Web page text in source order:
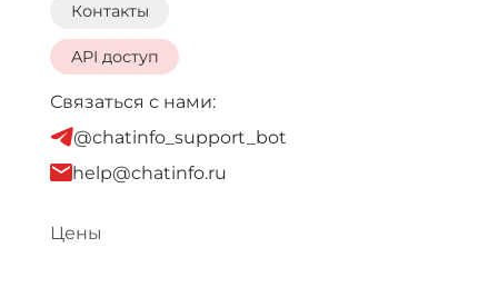
Контакты
API доступ
Связаться с нами:
@chatinfo_support_bot
help@chatinfo.ru
Цены